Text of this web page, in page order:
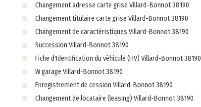
Changement adresse carte grise Villard-Bonnot 38190
Changement titulaire carte grise Villard-Bonnot 38190
Changement de caractéristiques Villard-Bonnot 38190
Succession Villard-Bonnot 38190
Fiche d'Identification du véhicule (FIV) Villard-Bonnot 38190
W garage Villard-Bonnot 38190
Enregistrement de cession Villard-Bonnot 38190
Changement de locataire (leasing) Villard-Bonnot 38190